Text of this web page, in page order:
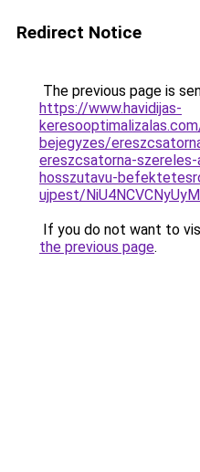
Redirect Notice
The previous page is
https://www.havidijas-
bejegyzes/
ereszcsatorna-
hosszutavu-
ujpest/
If you do not want to
the previous page.